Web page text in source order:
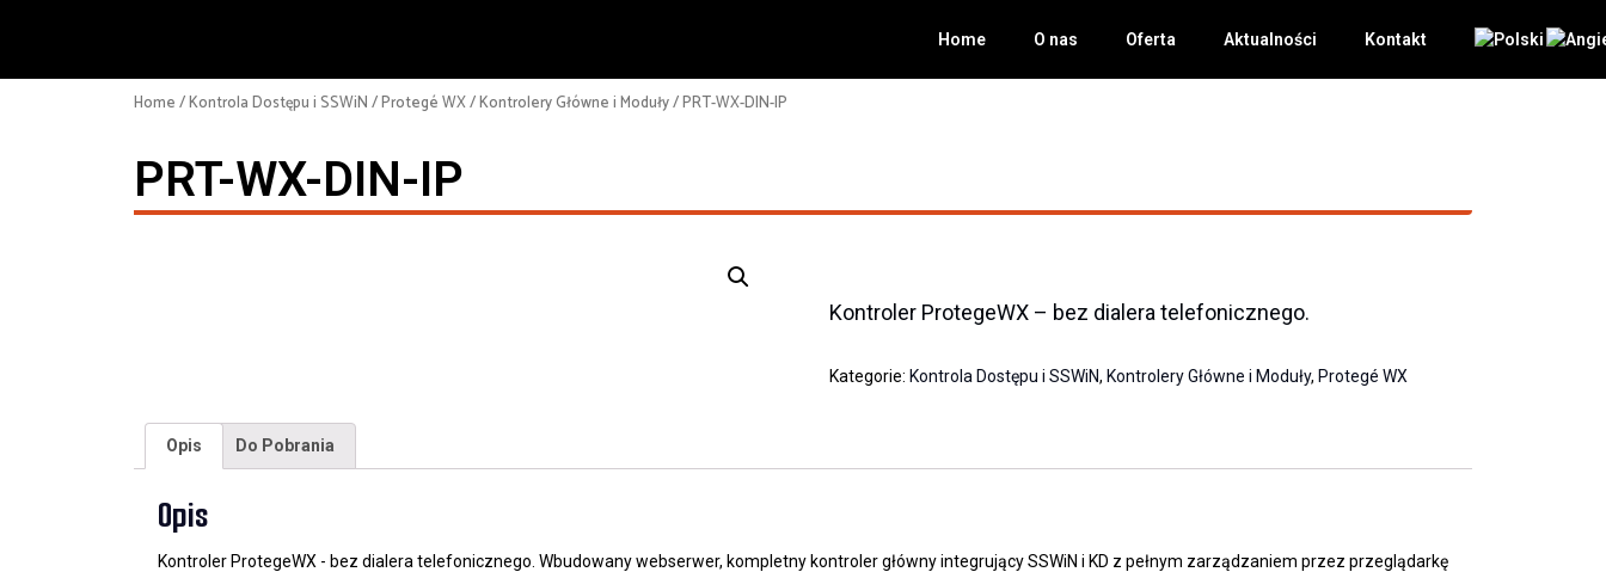
Home O nas Oferta Aktualności Kontakt
Home/Kontrola Dostępu i SSWiN/Protegé WX/Kontrolery Główne i Moduły/ PRT-WX-DIN-IP
PRT-WX-DIN-IP
Kontroler ProtegeWX – bez dialera telefonicznego.
Kategorie: Kontrola Dostępu i SSWiN, Kontrolery Główne i Moduły, Protegé WX
Opis Do Pobrania
Opis
Kontroler ProtegeWX - bez dialera telefonicznego. Wbudowany webserwer, kompletny kontroler główny integrujący SSWiN i KD z pełnym zarządzaniem przez przeglądarkę